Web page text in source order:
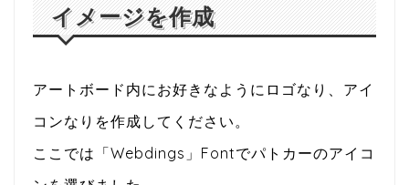
イメージを作成
アートボード内にお好きなようにロゴなり、アイ
コンなりを作成してください。
ここでは「Webdings」Fontでパトカーのアイコ